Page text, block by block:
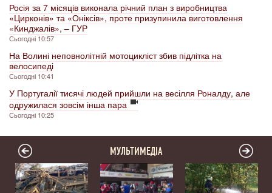
Росія за 7 місяців виконала річний план з виробництва
«Цирконів» та «Оніксів», проте призупинила виготовлення
«Кинджалів», – ГУР
Сьогодні 10:57
На Волині неповнолітній мотоцикліст збив підлітка на
велосипеді
Сьогодні 10:41
У Португалії тисячі людей прийшли на весілля Роналду, але
одружилася зовсім інша пара
Сьогодні 10:25
МУЛЬТИМЕДІА